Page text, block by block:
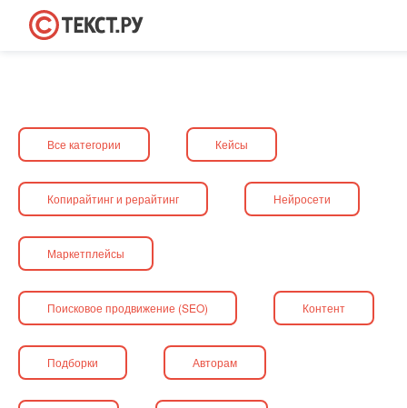
Все категории Кейсы
Копирайтинг и рерайтинг Нейросети
Маркетплейсы
Поисковое продвижение (SEO) Контент
Подборки Авторам